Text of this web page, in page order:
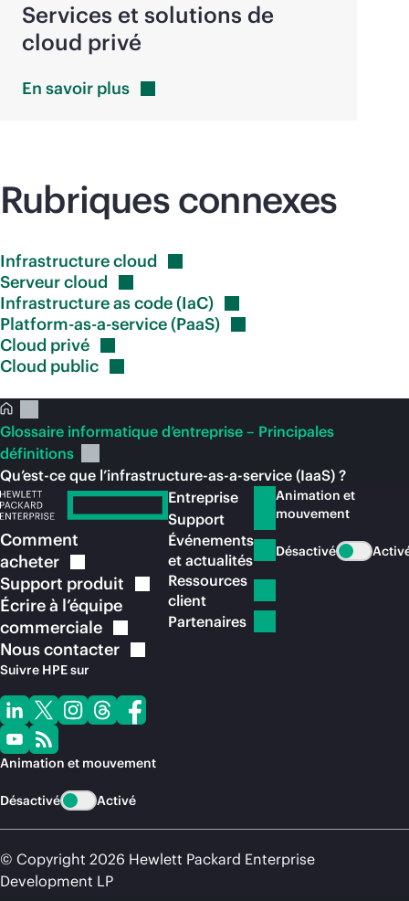
Services et solutions de
cloud privé
En savoir plus
Rubriques connexes
Infrastructurecloud
Serveurcloud
Infrastructure as code(IaC)
Platform-as-a-service(PaaS)
Cloud privé
Cloud public
Glossaire informatique d’entreprise – Principales
définitions
Qu’est-ce que l’infrastructure-as-a-service (IaaS) ?
Comment
acheter
Support produit
Écrire à l’équipe
commerciale
Nouscontacter
Suivre HPE sur
Animation et mouvement
Désactivé Activé
Entreprise
Support
Événements
et actualités
Ressources
client
Partenaires
Animation et
mouvement
Désactivé
© Copyright 2026 Hewlett Packard Enterprise
Development LP